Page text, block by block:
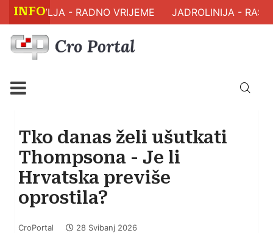
INFO
ZDRAVLJA - RADNO VRIJEME JADROLINIJA -
Tko danas želi ušutkati
Thompsona - Je li
Hrvatska previše
oprostila?
CroPortal 28 Svibanj 2026